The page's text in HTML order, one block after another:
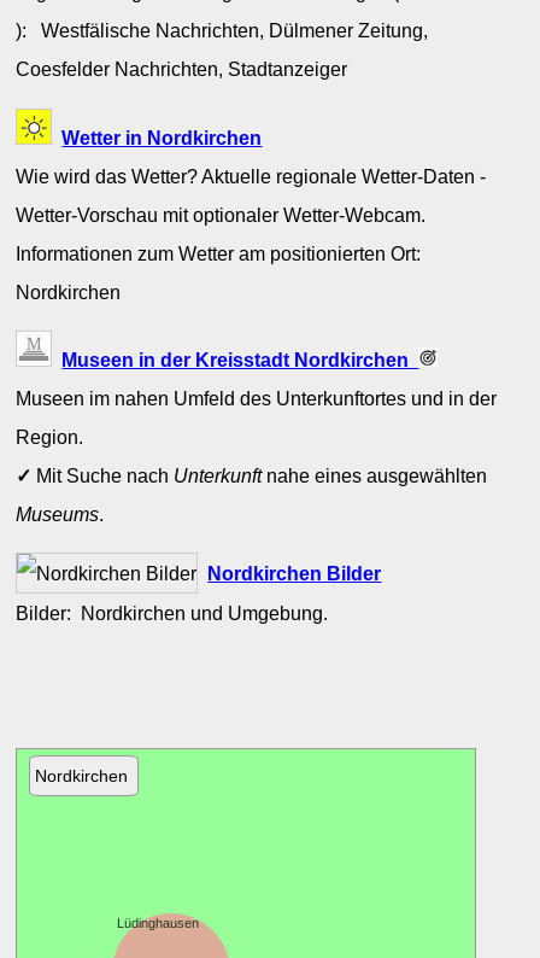
): Westfälische Nachrichten, Dülmener Zeitung,
Coesfelder Nachrichten, Stadtanzeiger
Wetter in Nordkirchen
Wie wird das Wetter? Aktuelle regionale Wetter-Daten -
Wetter-Vorschau mit optionaler Wetter-Webcam.
Informationen zum Wetter am positionierten Ort:
Nordkirchen
Museen in der Kreisstadt Nordkirchen
Museen im nahen Umfeld des Unterkunftortes und in der
Region.
✓ Mit Suche nach Unterkunftnahe eines ausgewählten
Museums.
Nordkirchen Bilder
Bilder: Nordkirchen und Umgebung.
Nordkirchen
Lüdinghausen